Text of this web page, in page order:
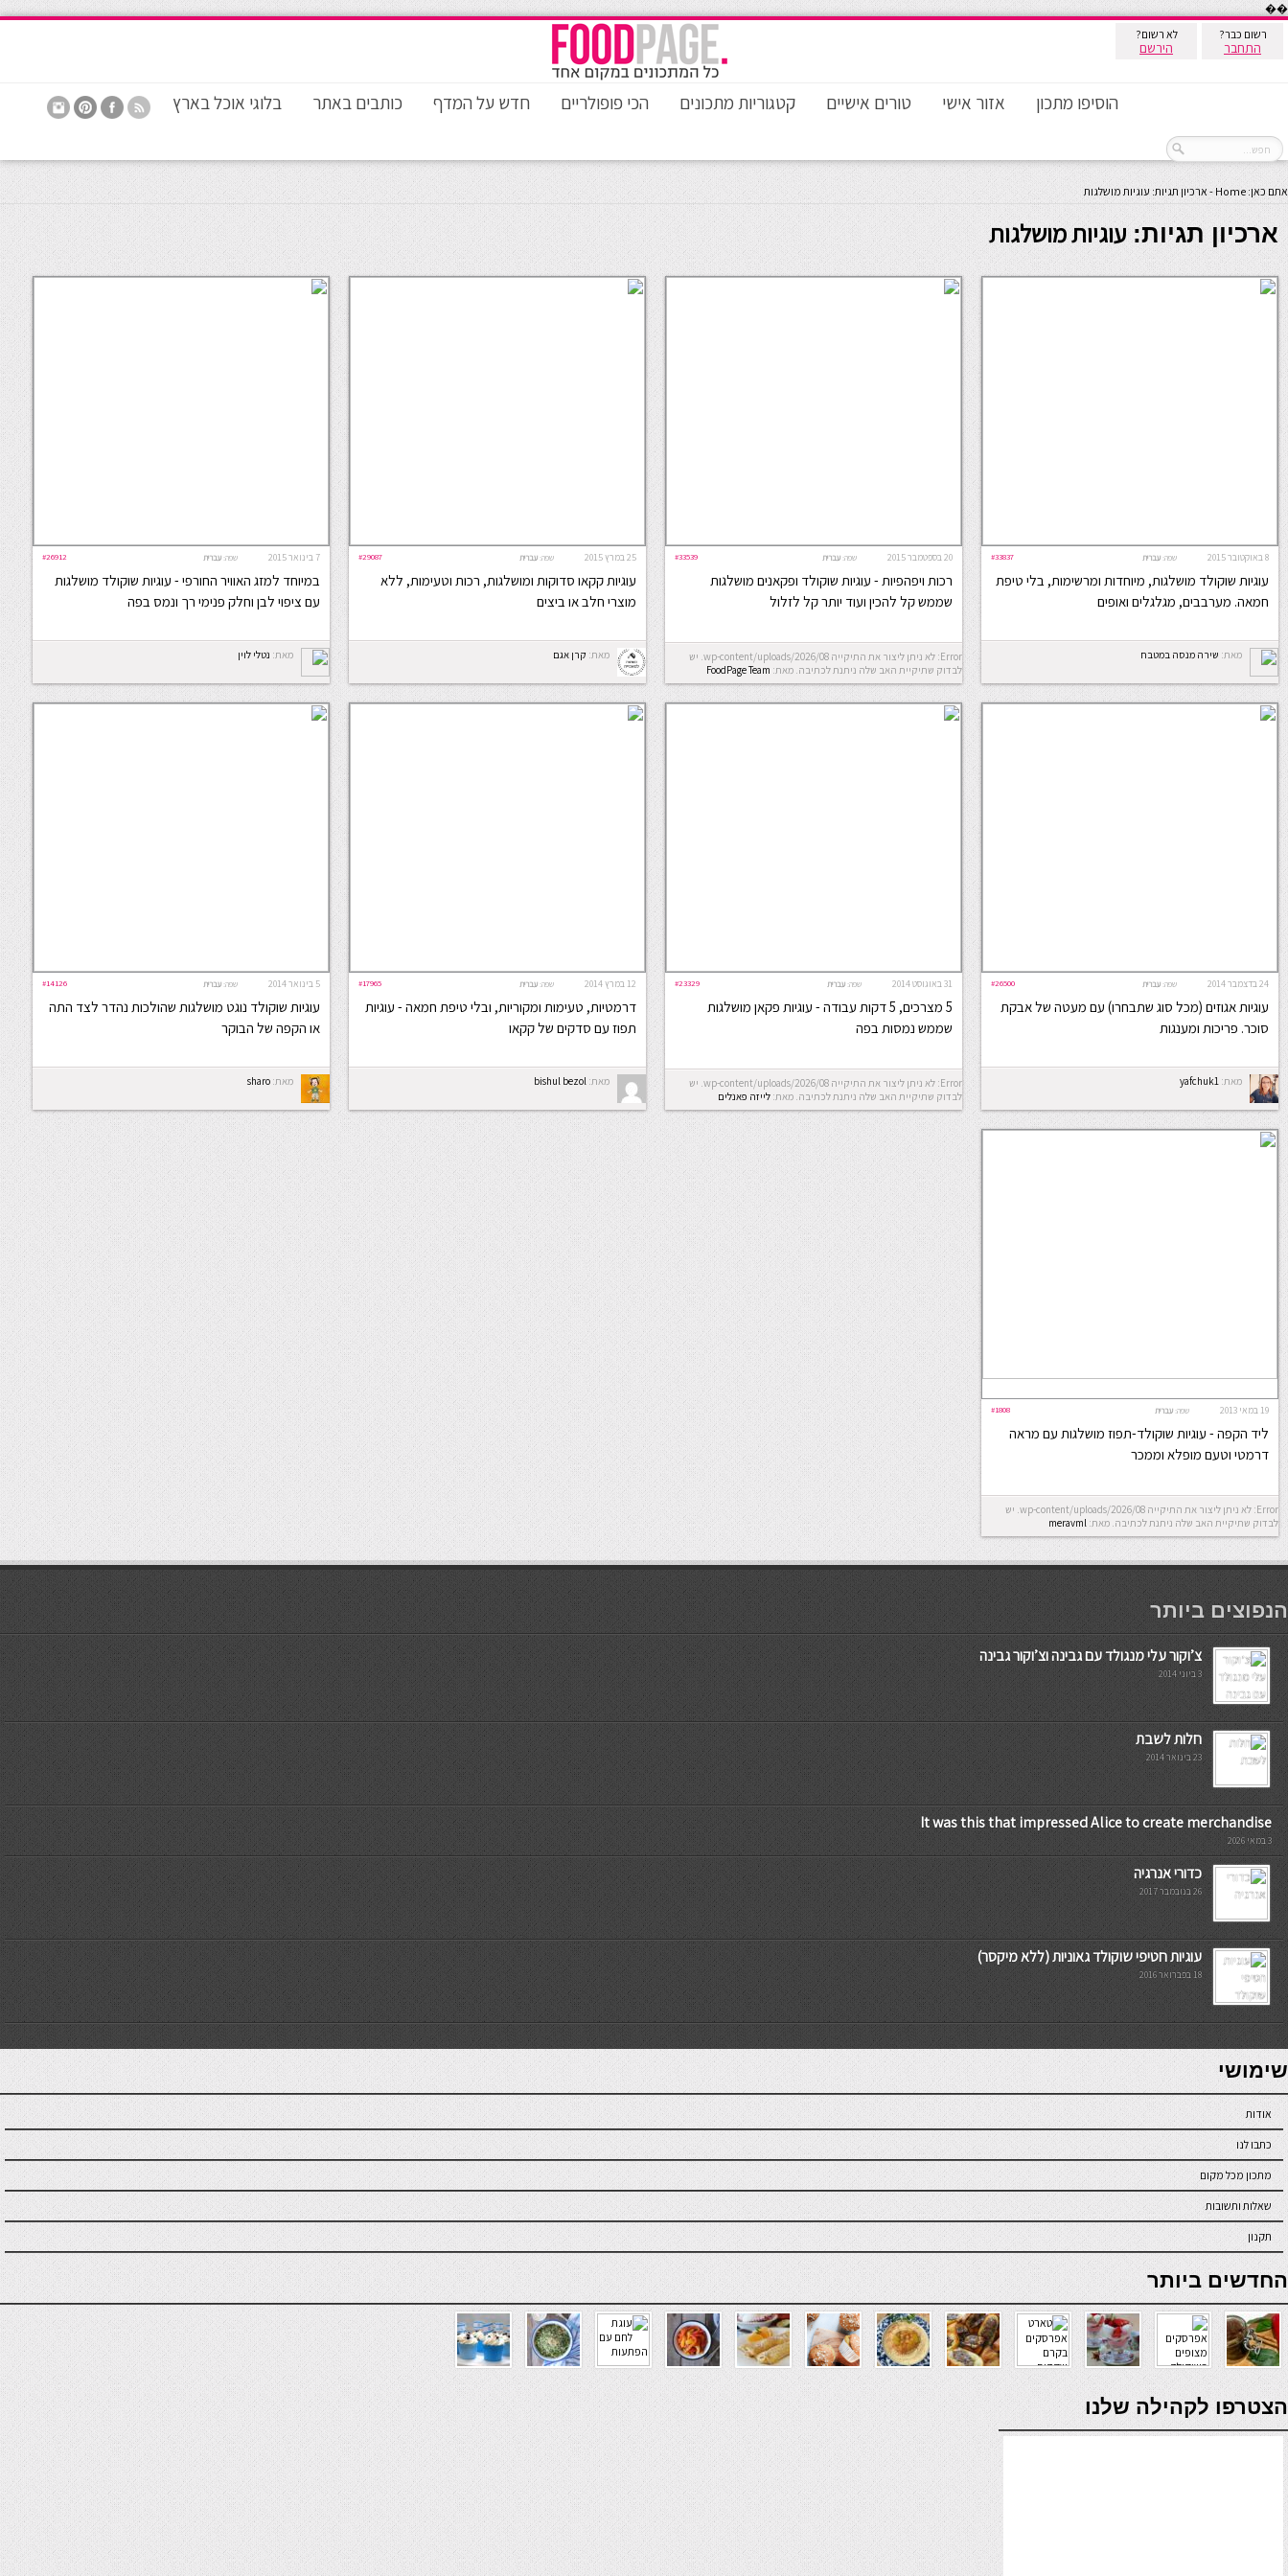
��
רשום כבר?
התחבר
לא רשום?
הירשם
הוסיפו מתכון אזור אישי טורים אישיים קטגוריות מתכונים הכי פופולריים חדש על המדף כותבים באתר בלוגי אוכל בארץ
אתם כאן: Home
- ארכיון תגיות: עוגיות מושלגות
ארכיון תגיות:עוגיות מושלגות
8 באוקטובר 2015 #33837 שפה: עברית
עוגיות שוקולד מושלגות, מיוחדות ומרשימות, בלי טיפת
חמאה. מערבבים, מגלגלים ואופים
מאת: שירה מנסה במטבח
20 בספטמבר 2015 #33539 שפה: עברית
רכות ויפהפיות - עוגיות שוקולד ופקאנים מושלגות
שממש קל להכין ועוד יותר קל לזלול
Error: לא ניתן ליצור את התיקייה wp-content/uploads/2026/08. יש
לבדוק שתיקיית האב שלה ניתנת לכתיבה. מאת: FoodPage Team
25 במרץ 2015 #29087 שפה: עברית
עוגיות קקאו סדוקות ומושלגות, רכות וטעימות, ללא
מוצרי חלב או ביצים
מאת: קרן אגם
7 בינואר 2015 #26912 שפה: עברית
במיוחד למזג האוויר החורפי - עוגיות שוקולד מושלגות
עם ציפוי לבן וחלק פנימי רך ונמס בפה
מאת: נטלי לוין
24 בדצמבר 2014 #26500 שפה: עברית
עוגיות אגוזים (מכל סוג שתבחרו) עם מעטה של אבקת
סוכר. פריכות ומענגות
מאת: yafchuk1
31 באוגוסט 2014 #23329 שפה: עברית
5 מצרכים, 5 דקות עבודה - עוגיות פקאן מושלגות
שממש נמסות בפה
Error: לא ניתן ליצור את התיקייה wp-content/uploads/2026/08. יש
לבדוק שתיקיית האב שלה ניתנת לכתיבה. מאת: לייזה פאנלים
12 במרץ 2014 #17965 שפה: עברית
דרמטיות, טעימות ומקוריות, ובלי טיפת חמאה - עוגיות
תפוז עם סדקים של קקאו
מאת: bishul bezol
5 בינואר 2014 #14126 שפה: עברית
עוגיות שוקולד נוגט מושלגות שהולכות נהדר לצד התה
או הקפה של הבוקר
מאת: sharo
19 במאי 2013 #1808 שפה: עברית
ליד הקפה - עוגיות שוקולד-תפוז מושלגות עם מראה
דרמטי וטעם מופלא וממכר
Error: לא ניתן ליצור את התיקייה wp-content/uploads/2026/08. יש
לבדוק שתיקיית האב שלה ניתנת לכתיבה. מאת: meravml
мостбет кг
הנפוצים ביותר
צ’וקור עלי מנגולד עם גבינה וצ’וקור גבינה
3 ביוני 2014
חלות לשבת
23 בינואר 2014
It was this that impressed Alice to create merchandise
3 במאי 2026
כדורי אנרגיה
26 בנובמבר 2017
עוגיות חטיפי שוקולד גאוניות (ללא מיקסר)
18 בפברואר 2016
7slots
seriöse online casinos österreich
שימושי
אודות
כתבו לנו
מתכון מכל מקום
שאלות ותשובות
תקנון
online casino
החדשים ביותר
verde casino
הצטרפו לקהילה שלנו